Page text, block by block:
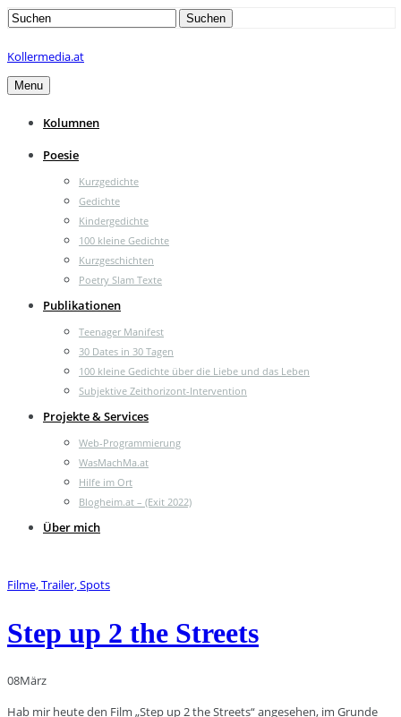
Search
Suchen
Kollermedia.at
Menu
Kolumnen
Poesie
Kurzgedichte
Gedichte
Kindergedichte
100 kleine Gedichte
Kurzgeschichten
Poetry Slam Texte
Publikationen
Teenager Manifest
30 Dates in 30 Tagen
100 kleine Gedichte über die Liebe und das Leben
Subjektive Zeithorizont-Intervention
Projekte & Services
Web-Programmierung
WasMachMa.at
Hilfe im Ort
Blogheim.at – (Exit 2022)
Über mich
Filme, Trailer, Spots
Step up 2 the Streets
08März
Hab mir heute den Film „Step up 2 the Streets“ angesehen, im Grunde